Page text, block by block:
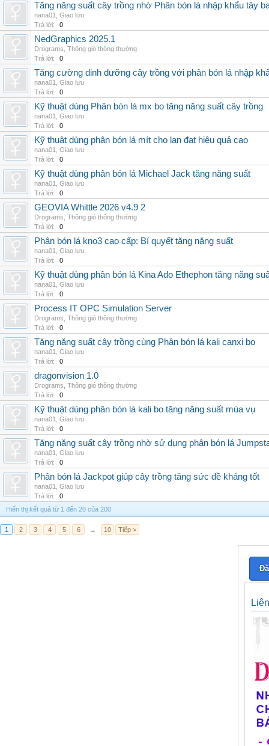
Tăng năng suất cây trồng nhờ Phân bón lá nhập khẩu tây
nana01
Giao lưu
Trả lời:
0
NedGraphics 2025.1
Drograms Thông gió thông thường
Trả lời:
0
Tăng cường dinh dưỡng cây trồng với phân bón lá nhập
nana01
Giao lưu
Trả lời:
0
Kỹ thuật dùng Phân bón lá mx bo tăng năng suất cây trồng
nana01
Giao lưu
Trả lời:
0
Kỹ thuật dùng phân bón lá mít cho lan đạt hiệu quả cao
nana01
Giao lưu
Trả lời:
0
Kỹ thuật dùng phân bón lá Michael Jack tăng năng suất
nana01
Giao lưu
Trả lời:
0
GEOVIA Whittle 2026 v4.9 2
Drograms Thông gió thông thường
Trả lời:
0
Phân bón lá kno3 cao cấp: Bí quyết tăng năng suất
nana01
Giao lưu
Trả lời:
0
Kỹ thuật dùng phân bón lá Kina Ado Ethephon tăng năng
nana01
Giao lưu
Trả lời:
0
Process IT OPC Simulation Server
Drograms Thông gió thông thường
Trả lời:
0
Tăng năng suất cây trồng cùng Phân bón lá kali canxi bo
nana01
Giao lưu
Trả lời:
0
dragonvision 1.0
Drograms Thông gió thông thường
Trả lời:
0
Kỹ thuật dùng phân bón lá kali bo tăng năng suất mùa vụ
nana01
Giao lưu
Trả lời:
0
Tăng năng suất cây trồng nhờ sử dụng phân bón lá
nana01
Giao lưu
Trả lời:
0
Phân bón lá Jackpot giúp cây trồng tăng sức đề kháng tốt
nana01
Giao lưu
Trả lời:
0
Hiển thị kết quả từ 1 đến 20 của 200
1 2 3 4 5 6 → 10 Tiếp >